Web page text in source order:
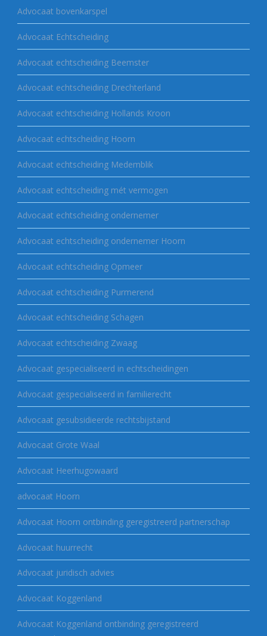
Advocaat bovenkarspel
Advocaat Echtscheiding
Advocaat echtscheiding Beemster
Advocaat echtscheiding Drechterland
Advocaat echtscheiding Hollands Kroon
Advocaat echtscheiding Hoorn
Advocaat echtscheiding Medemblik
Advocaat echtscheiding mét vermogen
Advocaat echtscheiding ondernemer
Advocaat echtscheiding ondernemer Hoorn
Advocaat echtscheiding Opmeer
Advocaat echtscheiding Purmerend
Advocaat echtscheiding Schagen
Advocaat echtscheiding Zwaag
Advocaat gespecialiseerd in echtscheidingen
Advocaat gespecialiseerd in familierecht
Advocaat gesubsidieerde rechtsbijstand
Advocaat Grote Waal
Advocaat Heerhugowaard
advocaat Hoorn
Advocaat Hoorn ontbinding geregistreerd partnerschap
Advocaat huurrecht
Advocaat juridisch advies
Advocaat Koggenland
Advocaat Koggenland ontbinding geregistreerd